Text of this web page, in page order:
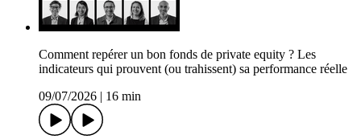
Comment repérer un bon fonds de private equity ? Les
indicateurs qui prouvent (ou trahissent) sa performance réelle
09/07/2026
16 min